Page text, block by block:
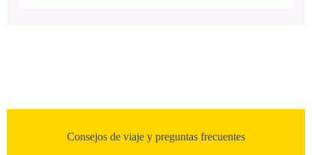
Consejos de viaje y preguntas frecuentes